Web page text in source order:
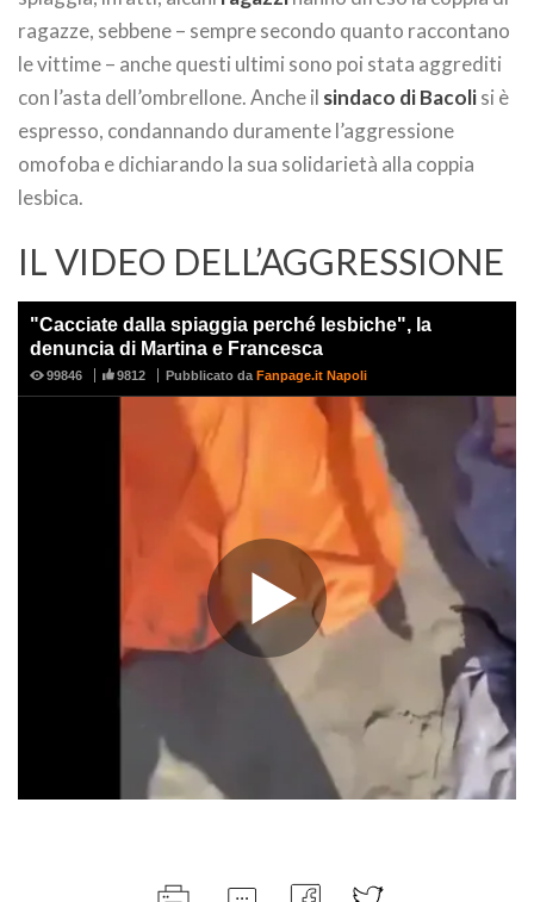
ragazze, sebbene – sempre secondo quanto raccontano
le vittime – anche questi ultimi sono poi stata aggrediti
con l’asta dell’ombrellone. Anche il sindaco di Bacolisi è
espresso, condannando duramente l’aggressione
omofoba e dichiarando la sua solidarietà alla coppia
lesbica.
IL VIDEO DELL’AGGRESSIONE